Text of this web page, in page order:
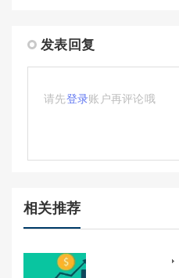
发表回复
请先登录账户再评论哦
相关推荐